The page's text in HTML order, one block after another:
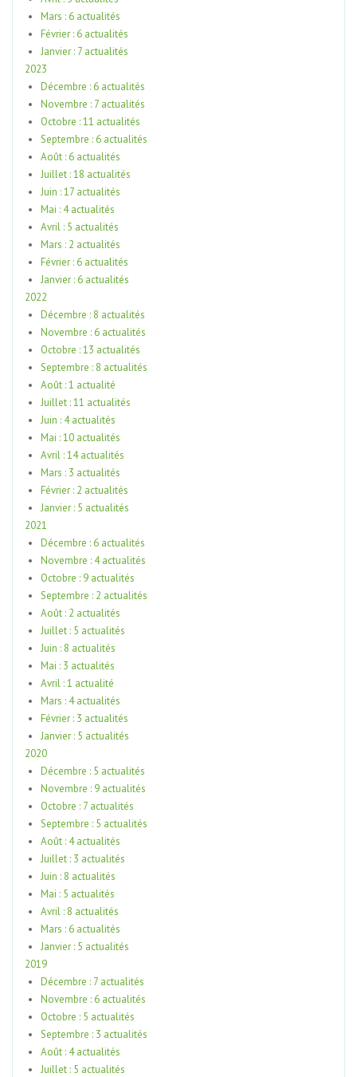
Mars : 6 actualités
Février : 6 actualités
Janvier : 7 actualités
2023
Décembre : 6 actualités
Novembre : 7 actualités
Octobre : 11 actualités
Septembre : 6 actualités
Août : 6 actualités
Juillet : 18 actualités
Juin : 17 actualités
Mai : 4 actualités
Avril : 5 actualités
Mars : 2 actualités
Février : 6 actualités
Janvier : 6 actualités
2022
Décembre : 8 actualités
Novembre : 6 actualités
Octobre : 13 actualités
Septembre : 8 actualités
Août : 1 actualité
Juillet : 11 actualités
Juin : 4 actualités
Mai : 10 actualités
Avril : 14 actualités
Mars : 3 actualités
Février : 2 actualités
Janvier : 5 actualités
2021
Décembre : 6 actualités
Novembre : 4 actualités
Octobre : 9 actualités
Septembre : 2 actualités
Août : 2 actualités
Juillet : 5 actualités
Juin : 8 actualités
Mai : 3 actualités
Avril : 1 actualité
Mars : 4 actualités
Février : 3 actualités
Janvier : 5 actualités
2020
Décembre : 5 actualités
Novembre : 9 actualités
Octobre : 7 actualités
Septembre : 5 actualités
Août : 4 actualités
Juillet : 3 actualités
Juin : 8 actualités
Mai : 5 actualités
Avril : 8 actualités
Mars : 6 actualités
Janvier : 5 actualités
2019
Décembre : 7 actualités
Novembre : 6 actualités
Octobre : 5 actualités
Septembre : 3 actualités
Août : 4 actualités
Juillet : 5 actualités